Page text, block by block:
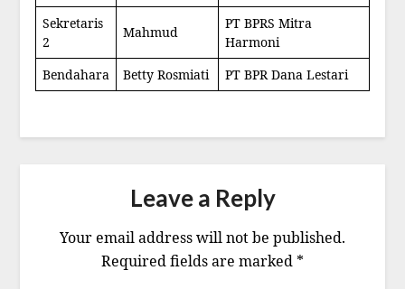
Sekretaris
2
Mahmud
PT BPRS Mitra
Harmoni
Bendahara
Betty Rosmiati PT BPR Dana Lestari
Leave a Reply
Your email address will not be published.
Required fields are marked *